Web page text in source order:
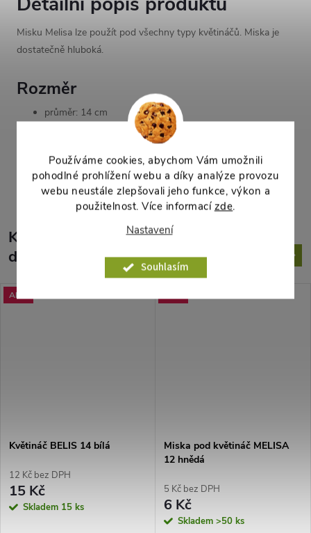
Používáme cookies, abychom Vám umožnili
pohodlné prohlížení webu a díky analýze provozu
webu neustále zlepšovali jeho funkce, výkon a
použitelnost. Více informací zde.
Nastavení
Souhlasím
Misku Melisa lze použít pod všechny typy květináčů. Miska je
dostatečně hluboká.
Rozměr
průměr: 14 cm
Parametry produktu
K tomuto produktu
doporučujeme ještě dokoupit
Akce
Květináč BELIS 14 bílá
12 Kč bez DPH
15 Kč
Skladem 15 ks
Miska pod květináč MELISA
12 hnědá
5 Kč bez DPH
6 Kč
Skladem >50 ks